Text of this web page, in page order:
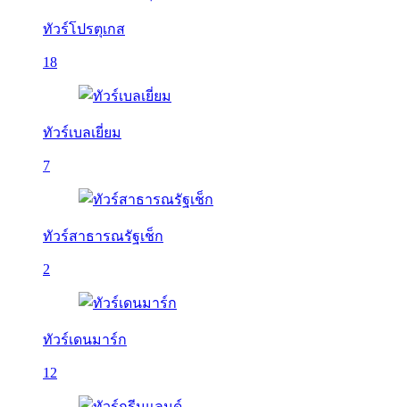
ทัวร์โปรตุเกส
18
ทัวร์เบลเยี่ยม
7
ทัวร์สาธารณรัฐเช็ก
2
ทัวร์เดนมาร์ก
12